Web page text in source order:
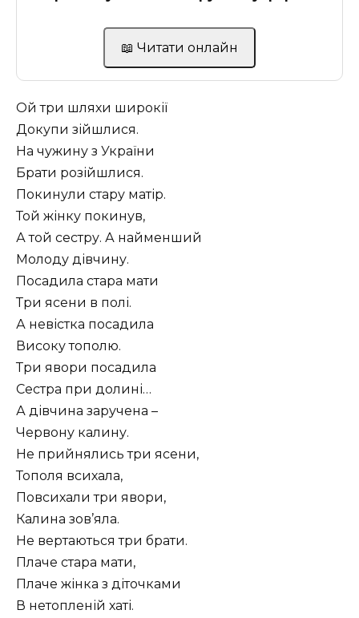
📖 Читати онлайн
Ой три шляхи широкії
Докупи зійшлися.
На чужину з України
Брати розійшлися.
Покинули стару матір.
Той жінку покинув,
А той сестру. А найменший
Молоду дівчину.
Посадила стара мати
Три ясени в полі.
А невістка посадила
Високу тополю.
Три явори посадила
Сестра при долині…
А дівчина заручена –
Червону калину.
Не прийнялись три ясени,
Тополя всихала,
Повсихали три явори,
Калина зов’яла.
Не вертаються три брати.
Плаче стара мати,
Плаче жінка з діточками
В нетопленій хаті.